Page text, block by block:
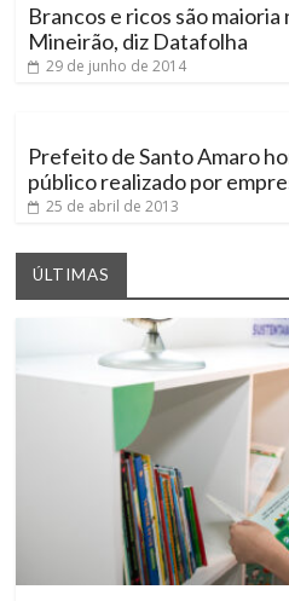
Brancos e ricos são
Mineirão, diz Datafolha
29 de junho de 2014
Prefeito de Santo Amaro
público realizado por
25 de abril de 2013
ÚLTIMAS